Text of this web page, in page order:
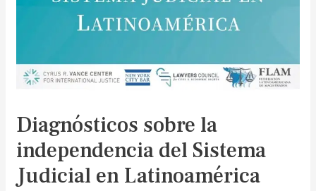
Diagnósticos sobre la
independencia del Sistema
Judicial en Latinoamérica